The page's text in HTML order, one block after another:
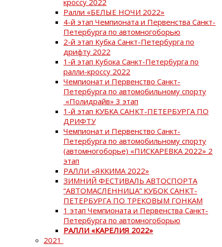
Ралли «БЕЛЫЕ НОЧИ 2022»
4-й этап Чемпионата и Первенства Санкт-
Петербурга по автомногоборью
2-й этап Кубка Санкт-Петербурга по
дрифту 2022
1-й этап Кубока Санкт-Петербурга по
ралли-кроссу 2022
Чемпионат и Первенство Санкт-
Петербурга по автомобильному спорту
«Полидрайв» 3 этап
1-й этап КУБКА САНКТ-ПЕТЕРБУРГА ПО
ДРИФТУ
Чемпионат и Первенство Санкт-
Петербурга по автомобильному спорту
(автомногоборье) «ПИСКАРЕВКА 2022» 2
этап
РАЛЛИ «ЯККИМА 2022»
ЗИМНИЙ ФЕСТИВАЛЬ АВТОСПОРТА
“АВТОМАСЛЕННИЦА” КУБОК САНКТ-
ПЕТЕРБУРГА ПО ТРЕКОВЫМ ГОНКАМ
1 этап Чемпионата и Первенства Санкт-
Петербурга по автомногоборью
РАЛЛИ «КАРЕЛИЯ 2022»
2021